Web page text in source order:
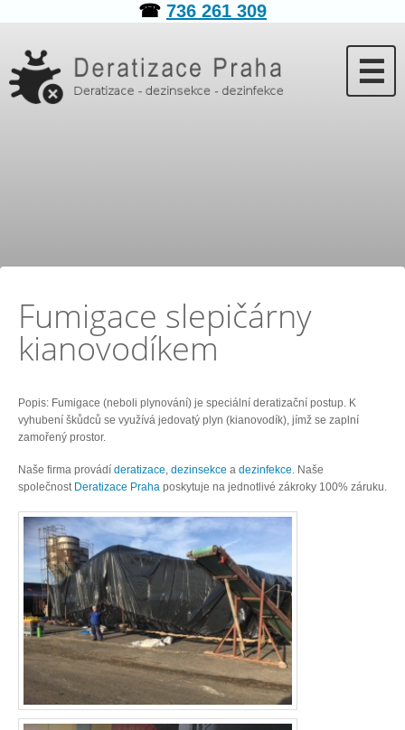
☎ 736 261 309
☰
Fumigace slepičárny
kianovodíkem
Popis: Fumigace (neboli plynování) je speciální deratizační postup. K
vyhubení škůdců se využívá jedovatý plyn (kianovodík), jímž se zaplní
zamořený prostor.
Naše firma provádí deratizace, dezinsekce a dezinfekce. Naše
společnost Deratizace Praha poskytuje na jednotlivé zákroky 100% záruku.